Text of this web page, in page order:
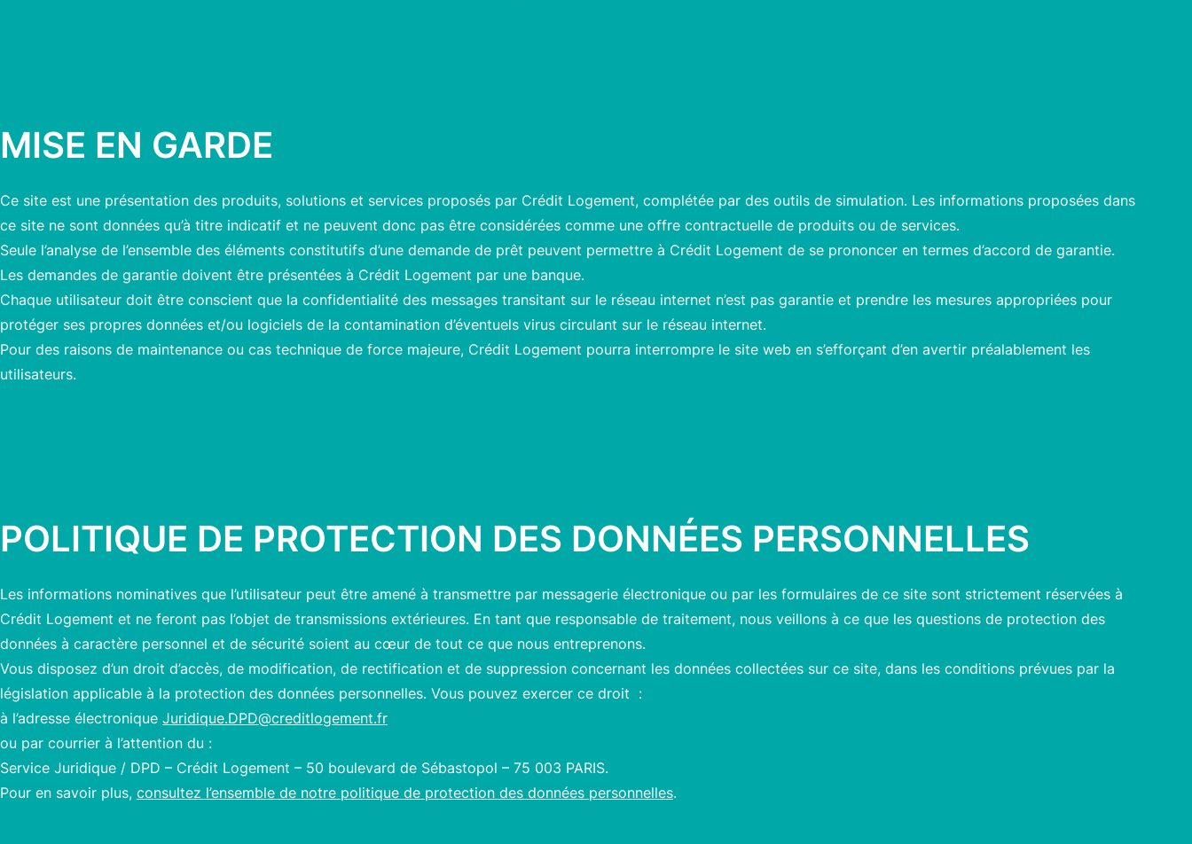
MISE EN GARDE
Ce site est une présentation des produits, solutions et services proposés par Crédit Logement, complétée par des outils de simulation. Les informations proposées dans
ce site ne sont données qu’à titre indicatif et ne peuvent donc pas être considérées comme une offre contractuelle de produits ou de services.
Seule l’analyse de l’ensemble des éléments constitutifs d’une demande de prêt peuvent permettre à Crédit Logement de se prononcer en termes d’accord de garantie.
Les demandes de garantie doivent être présentées à Crédit Logement par une banque.
Chaque utilisateur doit être conscient que la confidentialité des messages transitant sur le réseau internet n’est pas garantie et prendre les mesures appropriées pour
protéger ses propres données et/ou logiciels de la contamination d’éventuels virus circulant sur le réseau internet.
Pour des raisons de maintenance ou cas technique de force majeure, Crédit Logement pourra interrompre le site web en s’efforçant d’en avertir préalablement les
utilisateurs.
POLITIQUE DE PROTECTION DES DONNÉES PERSONNELLES
Les informations nominatives que l’utilisateur peut être amené à transmettre par messagerie électronique ou par les formulaires de ce site sont strictement réservées à
Crédit Logement et ne feront pas l’objet de transmissions extérieures. En tant que responsable de traitement, nous veillons à ce que les questions de protection des
données à caractère personnel et de sécurité soient au cœur de tout ce que nous entreprenons.
Vous disposez d’un droit d’accès, de modification, de rectification et de suppression concernant les données collectées sur ce site, dans les conditions prévues par la
législation applicable à la protection des données personnelles. Vous pouvez exercer ce droit :
à l’adresse électronique Juridique.DPD@creditlogement.fr
ou par courrier à l’attention du :
Service Juridique / DPD – Crédit Logement – 50 boulevard de Sébastopol – 75 003 PARIS.
Pour en savoir plus, consultez l’ensemble de notre politique de protection des données personnelles.